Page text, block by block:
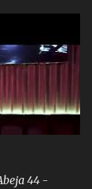
no hay de
no veo a
chicoteado
el colmillo
la PrimiZa
su amigo y
pa más
de otra...
44 -